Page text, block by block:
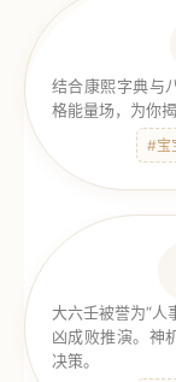
结合康熙字典与
格能量场，为你
#宝
大六壬被誉为“人
凶成败推演。神
决策。